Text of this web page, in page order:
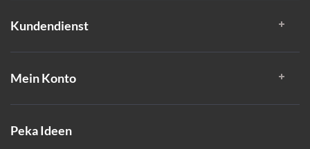
Kundendienst
Mein Konto
Peka Ideen